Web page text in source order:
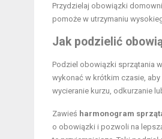
Przydzielaj obowiązki
pomoże w utrzymaniu
Jak podzielić
Podziel obowiązki sprzątania
wykonać w krótkim czasie,
wycieranie kurzu, odkurzanie
Zawieś harmonogram
o obowiązki i pozwoli na